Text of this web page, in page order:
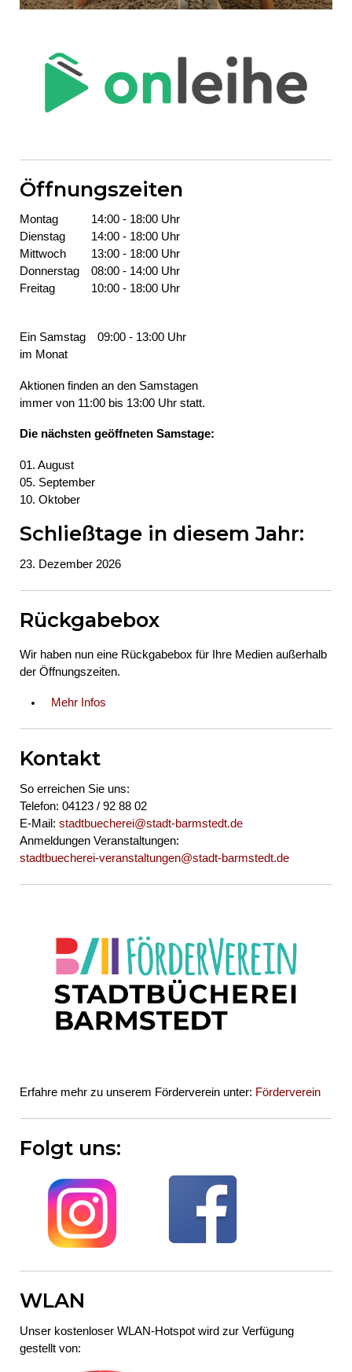
Öffnungszeiten
Montag
14:00 - 18:00 Uhr
Dienstag
14:00 - 18:00 Uhr
Mittwoch
13:00 - 18:00 Uhr
Donners­tag
08:00 - 14:00 Uhr
Freitag
10:00 - 18:00 Uhr
Ein Samstag
im Monat
09:00 - 13:00 Uhr
Aktionen finden an den Samstagen
immer von 11:00 bis 13:00 Uhr statt.
Die nächsten geöffneten Samstage:
01. August
05. September
10. Oktober
Schließtage in diesem Jahr:
23. Dezember 2026
Rückgabebox
Wir haben nun eine Rückgabebox für Ihre Medien außerhalb
der Öffnungszeiten.
Mehr Infos
Kontakt
So erreichen Sie uns:
Telefon: 04123 / 92 88 02
E-Mail: stadtbuecherei@stadt-barmstedt.de
Anmeldungen Veranstaltungen:
stadtbuecherei-veranstaltungen@stadt-barmstedt.de
Erfahre mehr zu unserem Förderverein unter: Förderverein
Folgt uns:
WLAN
Unser kostenloser WLAN-Hotspot wird zur Verfügung
gestellt von: